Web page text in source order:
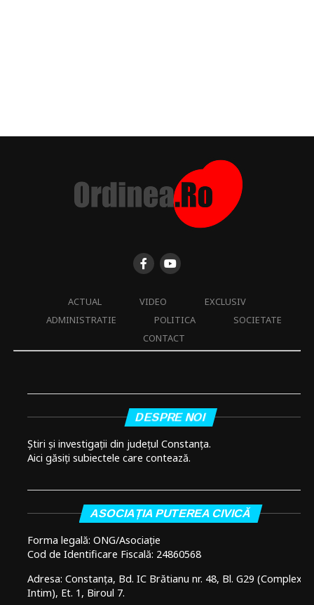
ACTUAL VIDEO
EXCLUSIV
ADMINISTRATIE
POLITICA
SOCIETATE
CONTACT
DESPRE NOI
Știri și investigații din județul Constanța.
Aici găsiți subiectele care contează.
ASOCIAȚIA PUTEREA CIVICĂ
Forma legală: ONG/Asociație
Cod de Identificare Fiscală: 24860568
Adresa: Constanța, Bd. IC Brătianu nr. 48, Bl. G29 (Complex
Intim), Et. 1, Biroul 7.